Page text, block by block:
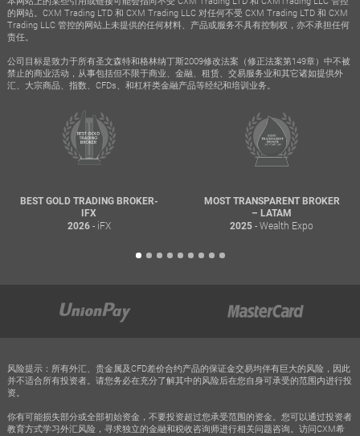
的网站。CXM Trading LTD 和 CXM Trading LLC 对任何不受 CXM Trading LTD 和 CXM
Trading LLC 管控的网站上未提供的任何材料、产品或服务不具有控制权，亦不承担任何
责任。
公司目标是致力于所有圣文森特和格林纳丁斯2009修改法案（修正法案第149章）中不被
禁止的商业活动，从事包括但不限于商业、金融、租赁、交易服务业和其它诸如提供外
汇、大宗商品、指数、CFDs、和杠杆类金融产品等经纪和培训业务。
BEST GOLD TRADING BROKER-
IFX
2026- iFX
MOST TRANSPARENT BROKER
– LATAM
2025 - Wealth Expo
风险提示：所有外汇、贵金属及CFD差价合约产品的保证金交易均伴有巨大的风险，因此
并不适合所有投资者。请您务必在充分了解其中的风险后在您自身可承受的范围内进行投
资。
你有可能损失部分或全部初始资金，不要投资超过您承受范围的资金。您可以通过投资者
教育方式学习外汇风险，寻求独立的金融和税收咨询师进行相关问题咨询。访问CXM希